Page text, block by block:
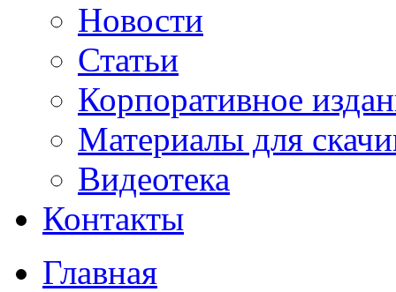
Новости
Статьи
Корпоративное
Материалы для
Видеотека
Контакты
Главная